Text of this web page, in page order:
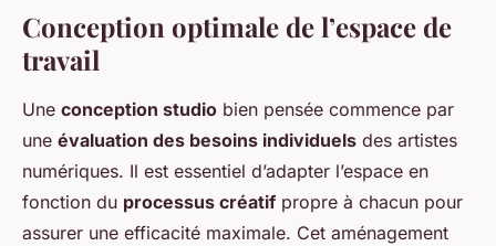
Conception optimale de l’espace de
travail
Une conception studio bien pensée commence par
une évaluation des besoins individuels des artistes
numériques. Il est essentiel d’adapter l’espace en
fonction du processus créatif propre à chacun pour
assurer une efficacité maximale. Cet aménagement